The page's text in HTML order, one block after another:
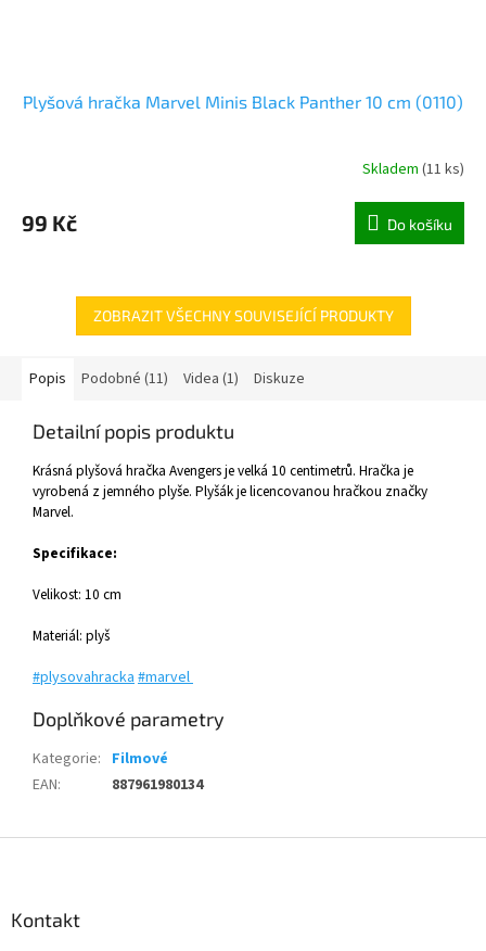
Plyšová hračka Marvel Minis Black Panther 10 cm (0110)
Skladem (11 ks)
99 Kč Do košíku
ZOBRAZIT VŠECHNY SOUVISEJÍCÍ PRODUKTY
Popis Podobné (11) Videa (1) Diskuze
Detailní popis produktu
Krásná plyšová hračka Avengers je velká 10 centimetrů. Hračka je
vyrobená z jemného plyše. Plyšák je licencovanou hračkou značky
Marvel.
Specifikace:
Velikost: 10 cm
Materiál: plyš
#plysovahracka #marvel
Doplňkové parametry
Kategorie: Filmové
EAN: 887961980134
Kontakt